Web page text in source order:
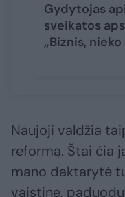
Gydytojas
sveikatos
„Biznis,
Naujoji valdžia
reformą. Štai čia
mano daktarytė
vaistinę,